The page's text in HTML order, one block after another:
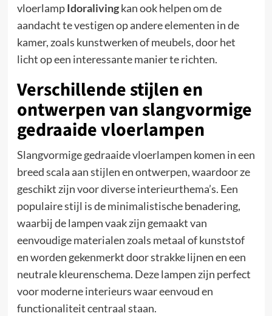
vloerlampIdoraliving kan ook helpen om de
aandacht te vestigen op andere elementen in de
kamer, zoals kunstwerken of meubels, door het
licht op een interessante manier te richten.
Verschillende stijlen en
ontwerpen van slangvormige
gedraaide vloerlampen
Slangvormige gedraaide vloerlampen komen in een
breed scala aan stijlen en ontwerpen, waardoor ze
geschikt zijn voor diverse interieurthema’s. Een
populaire stijl is de minimalistische benadering,
waarbij de lampen vaak zijn gemaakt van
eenvoudige materialen zoals metaal of kunststof
en worden gekenmerkt door strakke lijnen en een
neutrale kleurenschema. Deze lampen zijn perfect
voor moderne interieurs waar eenvoud en
functionaliteit centraal staan.